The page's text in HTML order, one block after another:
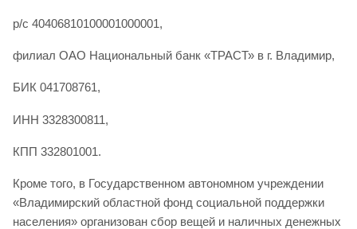
р/с 40406810100001000001,
филиал ОАО Национальный банк «ТРАСТ» в г. Владимир,
БИК 041708761,
ИНН 3328300811,
КПП 332801001.
Кроме того, в Государственном автономном учреждении
«Владимирский областной фонд социальной поддержки
населения» организован сбор вещей и наличных денежных